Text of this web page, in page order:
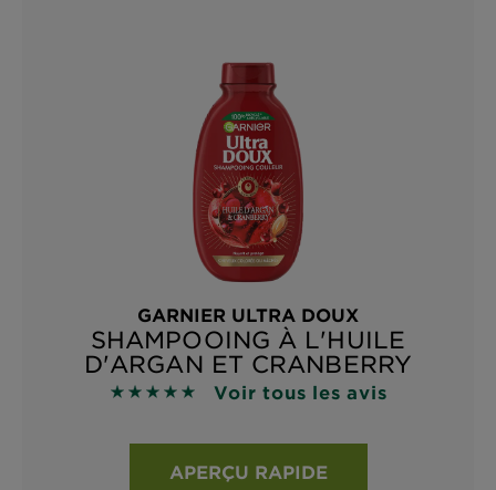
GARNIER ULTRA DOUX
SHAMPOOING À L'HUILE
D'ARGAN ET CRANBERRY
4.9118 sur 5 étoiles basé sur les avis
Voir tous les avis
APERÇU RAPIDE